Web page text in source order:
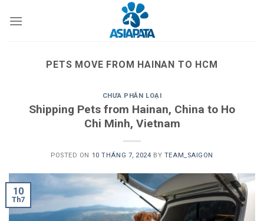
PETS MOVE FROM HAINAN TO HCM
CHƯA PHÂN LOẠI
Shipping Pets from Hainan, China to Ho
Chi Minh, Vietnam
POSTED ON 10 THÁNG 7, 2024 BY TEAM_SAIGON
10
Th7